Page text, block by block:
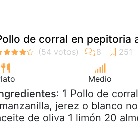
de corral en pepitoria
Medio
: 1 Pollo de
jerez o blanco
de oliva 1 limón 20